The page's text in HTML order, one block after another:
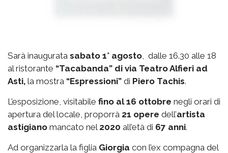
Sarà inaugurata sabato 1° agosto , dalle 16.30 alle 18
al ristorante “Tacabanda” di via Teatro Alfieri ad
Asti, la mostra “Espressioni” di Piero Tachis.
L’esposizione, visitabile fino al 16 ottobre negli orari di
apertura del locale, proporrà 21 opere dell’artista
astigiano mancato nel 2020 all’età di 67 anni.
Ad organizzarla la figlia Giorgia con l’ex compagna del